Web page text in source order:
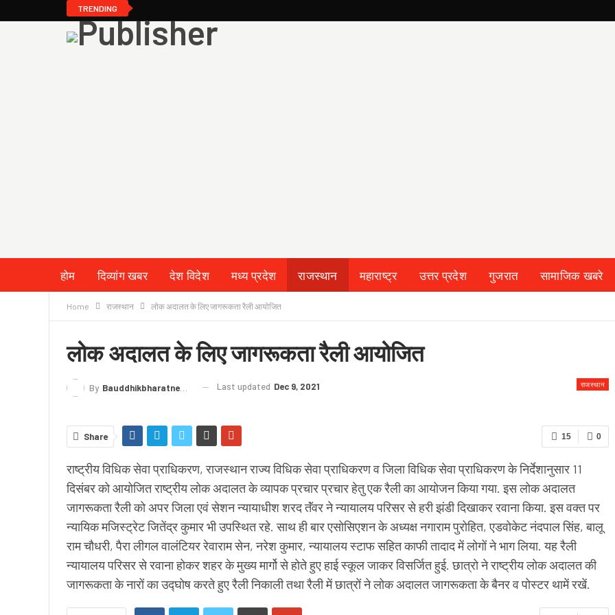
TRENDING
होम दिव्यांग खबर देश विदेश मध्य प्रदेश राजस्थान महाराष्ट्र उत्तर प्रदेश गुजरात सामाजिक खबरे
क्राइम
लेख/काव्य शिक्षा LIVE TV TERMS & CONDITION
Home राजस्थान लोक अदालत के लिए जागरूकता रैली आयोजित
लोक अदालत के लिए जागरूकता रैली आयोजित
राजस्थान
By Bauddhikbharatnews@gmail.com Last updated Dec 9, 2021
0
15
Share
राष्ट्रीय विधिक सेवा प्राधिकरण, राजस्थान राज्य विधिक सेवा प्राधिकरण व जिला विधिक सेवा प्राधिकरण के निर्देशानुसार 11
दिसंबर को आयोजित राष्ट्रीय लोक अदालत के व्यापक प्रचार प्रचार हेतु एक रैली का आयोजन किया गया. इस लोक अदालत
जागरूकता रैली को अपर जिला एवं सेशन न्यायाधीश शरद तॅंवर ने न्यायालय परिसर से हरी झंडी दिखाकर रवाना किया. इस वक्त पर
न्यायिक मजिस्ट्रेट जितेंद्र कुमार भी उपस्थित रहे. साथ ही बार एसोसिएशन के अध्यक्ष नगाराम पुरोहित, एडवोकेट नंदपाल सिंह, बालू
राम चौधरी, पैरा लीगल वालंटियर रेवाराम सेन, नरेश कुमार, न्यायालय स्टाफ सहित काफी तादाद में लोगों ने भाग लिया. यह रैली
न्यायालय परिसर से रवाना होकर शहर के मुख्य मार्गो से होते हुए हाई स्कूल जाकर विसर्जित हुई. छात्रो ने राष्ट्रीय लोक अदालत की
जागरूकता के नारों का उद्घोष करते हुए रैली निकाली तथा रैली में छात्रों ने लोक अदालत जागरूकता के बैनर व पोस्टर थामें रखें.